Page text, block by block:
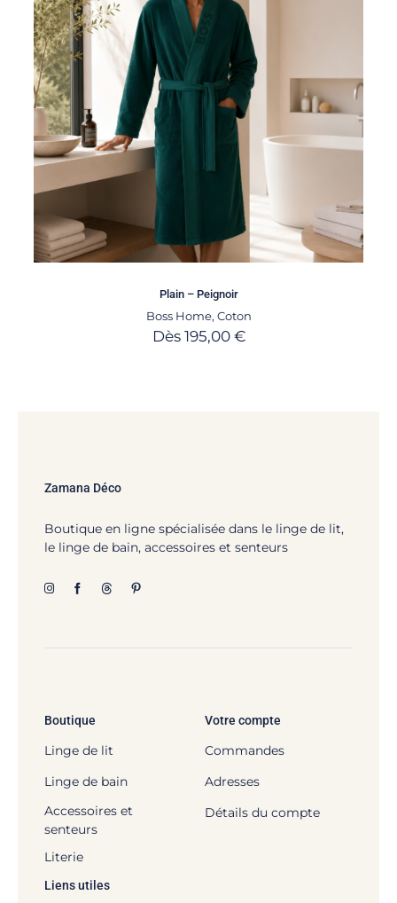
Plain – Peignoir
Boss Home, Coton
Dès 195,00 €
Zamana Déco
Boutique en ligne spécialisée dans le linge de lit,
le linge de bain, accessoires et senteurs
Boutique
Linge de lit
Linge de bain
Accessoires et
senteurs
Literie
Votre compte
Commandes
Adresses
Détails du compte
Liens utiles